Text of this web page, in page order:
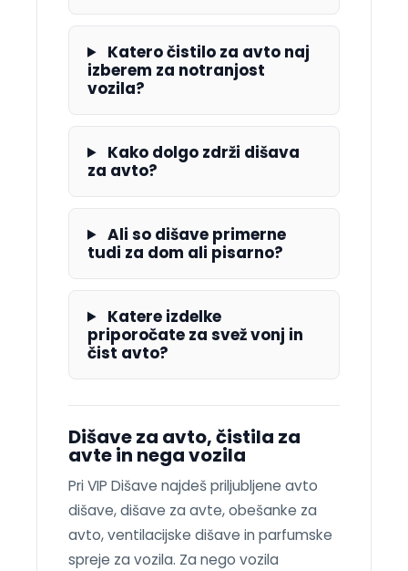
Katero čistilo za avto naj
izberem za notranjost
vozila?
Kako dolgo zdrži dišava
za avto?
Ali so dišave primerne
tudi za dom ali pisarno?
Katere izdelke
priporočate za svež vonj in
čist avto?
Dišave za avto, čistila za
avte in nega vozila
Pri VIP Dišave najdeš priljubljene avto
dišave, dišave za avte, obešanke za
avto, ventilacijske dišave in parfumske
spreje za vozila. Za nego vozila